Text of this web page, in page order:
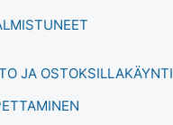
JA OSTOKSILLAKÄYNTI